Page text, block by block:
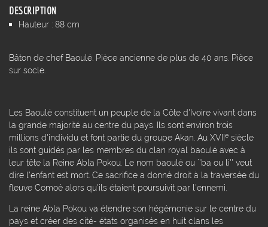
DESCRIPTION
Hauteur : 88 cm
Bâton de chef Baoulé. Pièce ancienne de plus de 40 ans. Pièce
sur socle.
Les Baoulé constituent un peuple de la Côte d'Ivoire vivant dans
la grande majorité au centre du pays. Ils sont environ trois
millions d'individu et font partie du groupe Akan. Au XVIIe siècle
ils sont guidés par les membres du clan royal baoulé avec à
leur tête la Reine Abla Pokou. Le nom baoulé ou `'ba ou li'' veut
dire l'enfant est mort. Ce sacrifice a donné droit à la traversée du
fleuve Comoé alors qu'ils étaient poursuivit par l'ennemi.
La reine Abla Pokou va étendre son hégémonie sur le centre du
pays et créer des cité- états organisés en huit clans les